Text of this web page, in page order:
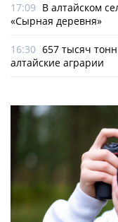
17:09 В алтайском
«Сырная деревня»
16:30 657 тысяч
алтайские аграрии